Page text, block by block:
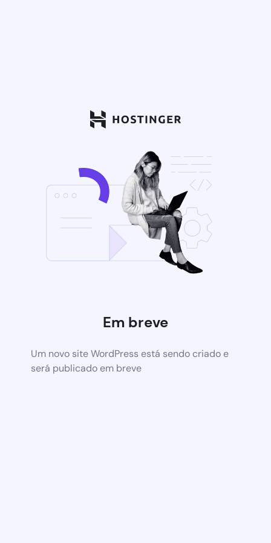
Em breve
Um novo site WordPress está sendo criado e
será publicado em breve